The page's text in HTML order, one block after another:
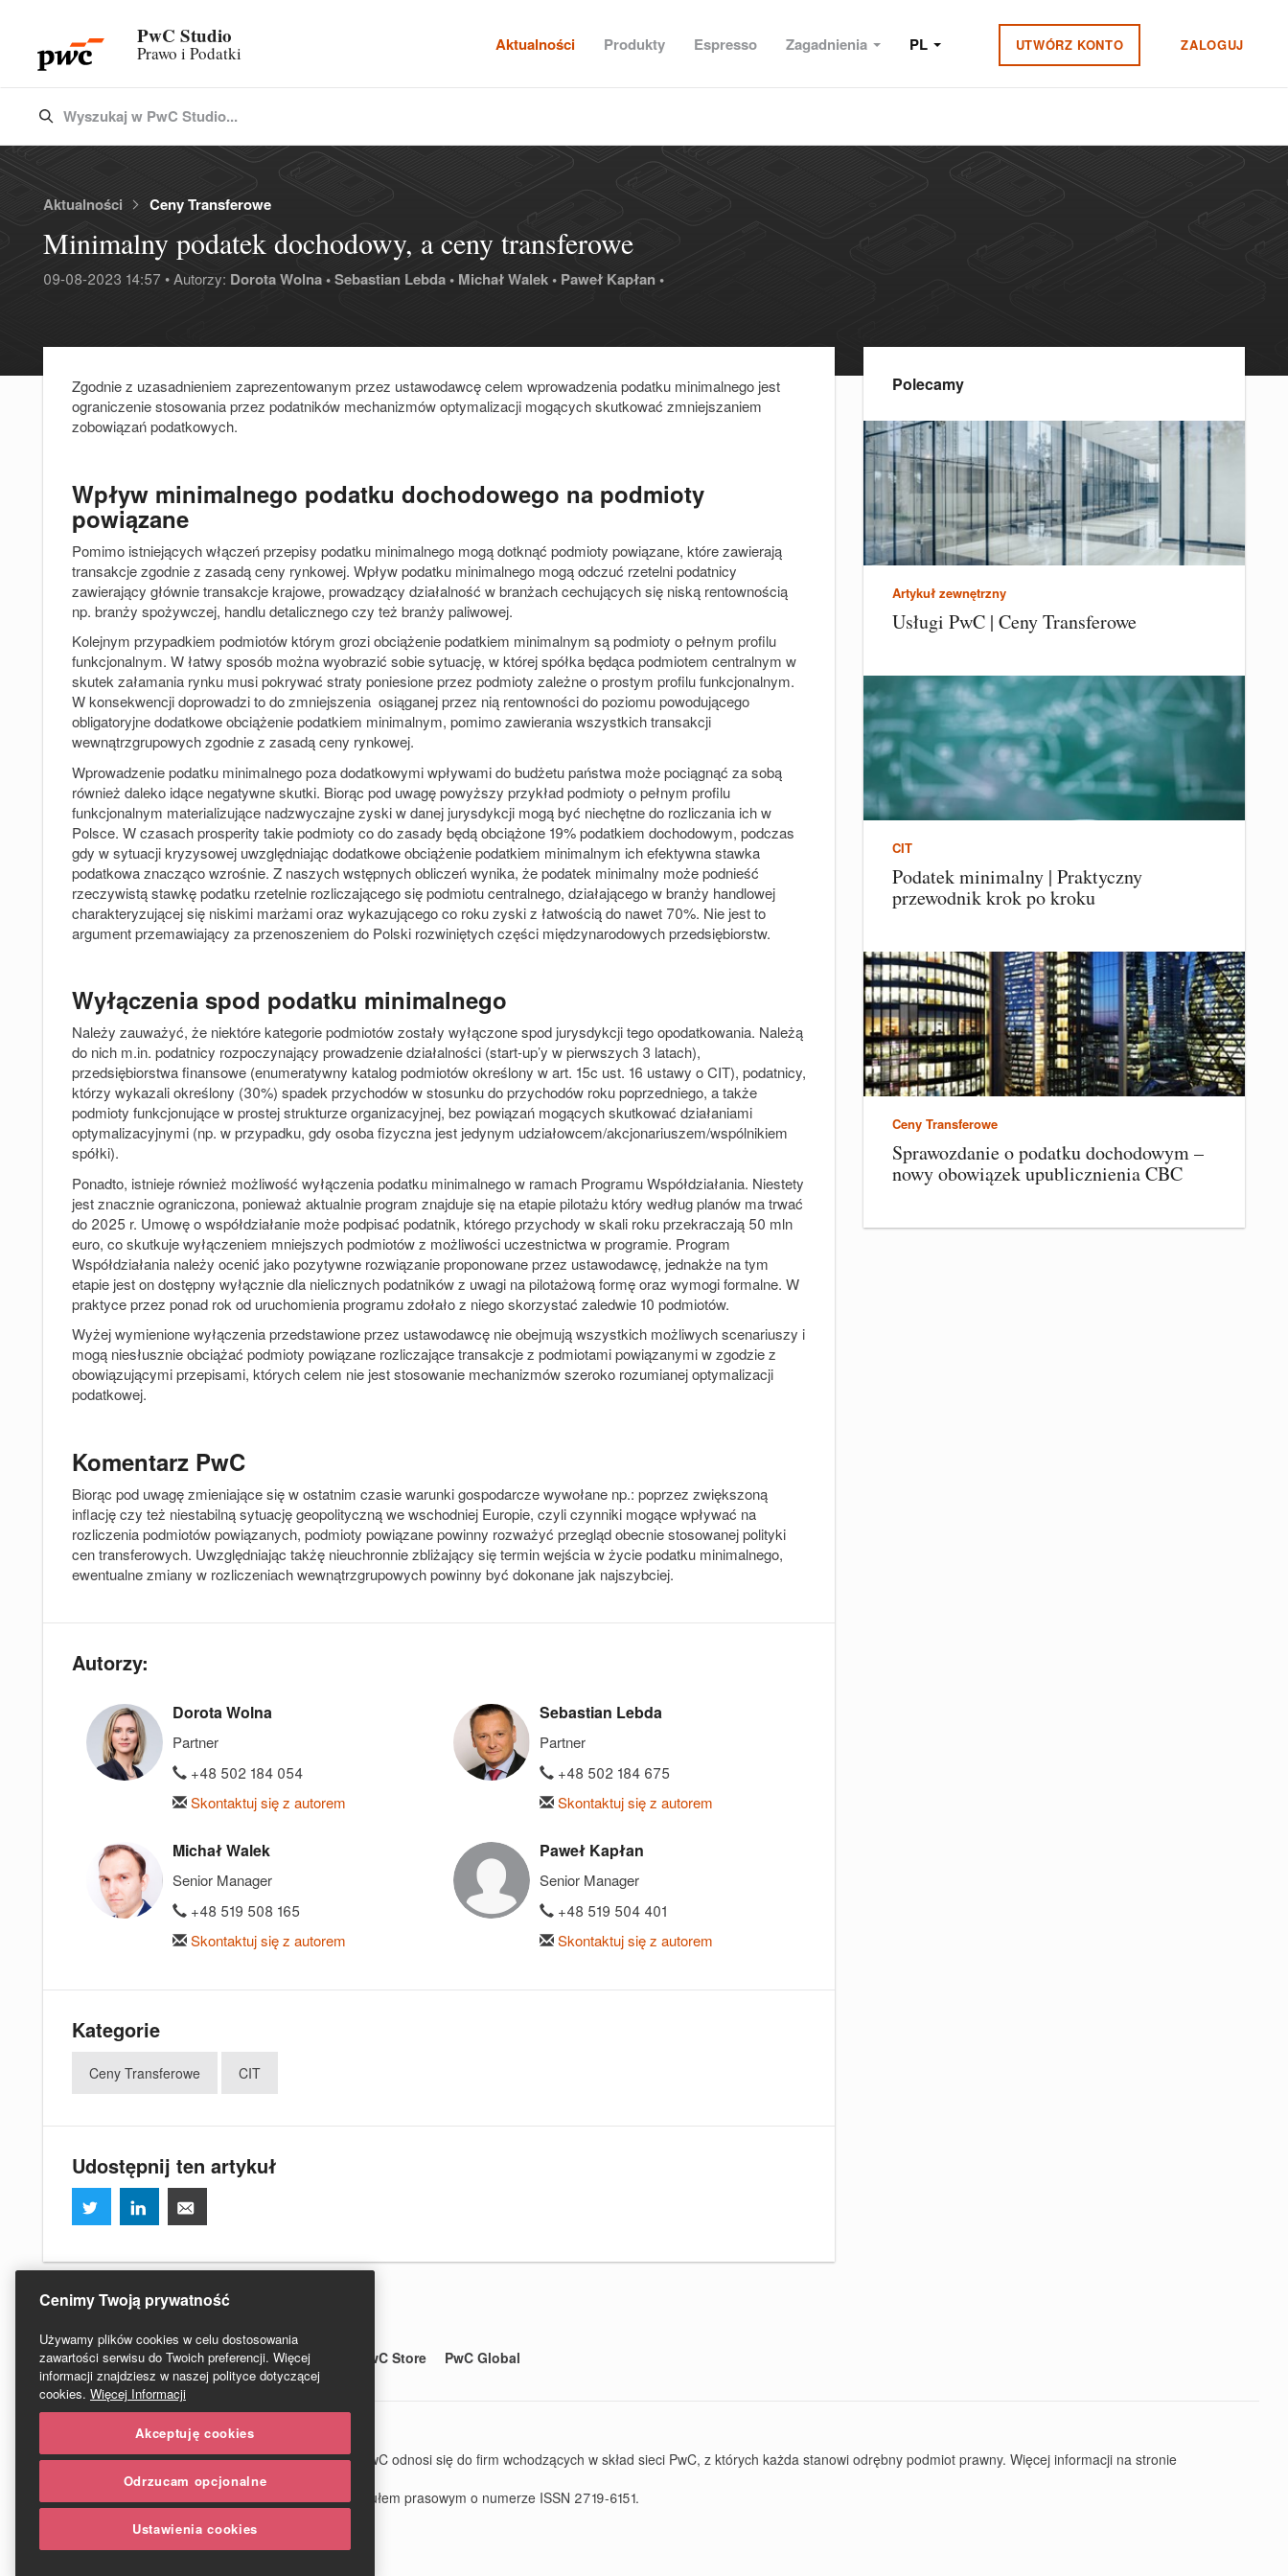
PwC Studio
Prawo i Podatki Aktualności Produkty Espresso Zagadnienia PL UTWÓRZ KONTO ZALOGUJ
Type 3 or more characters for results.
Wyszukaj w PwC Studio...
Aktualności Ceny Transferowe
Minimalny podatek dochodowy, a ceny transferowe
09-08-2023 14:57 • Autorzy: Dorota Wolna •Sebastian Lebda • Michał Walek • Paweł Kapłan •
Zgodnie z uzasadnieniem zaprezentowanym przez ustawodawcę celem wprowadzenia podatku minimalnego jest
ograniczenie stosowania przez podatników mechanizmów optymalizacji mogących skutkować zmniejszaniem
zobowiązań podatkowych.
Wpływ minimalnego podatku dochodowego na podmioty
powiązane
Pomimo istniejących włączeń przepisy podatku minimalnego mogą dotknąć podmioty powiązane, które zawierają
transakcje zgodnie z zasadą ceny rynkowej. Wpływ podatku minimalnego mogą odczuć rzetelni podatnicy
zawierający głównie transakcje krajowe, prowadzący działalność w branżach cechujących się niską rentownością
np. branży spożywczej, handlu detalicznego czy też branży paliwowej.
Kolejnym przypadkiem podmiotów którym grozi obciążenie podatkiem minimalnym są podmioty o pełnym profilu
funkcjonalnym. W łatwy sposób można wyobrazić sobie sytuację, w której spółka będąca podmiotem centralnym w
skutek załamania rynku musi pokrywać straty poniesione przez podmioty zależne o prostym profilu funkcjonalnym.
W konsekwencji doprowadzi to do zmniejszenia osiąganej przez nią rentowności do poziomu powodującego
obligatoryjne dodatkowe obciążenie podatkiem minimalnym, pomimo zawierania wszystkich transakcji
wewnątrzgrupowych zgodnie z zasadą ceny rynkowej.
Wprowadzenie podatku minimalnego poza dodatkowymi wpływami do budżetu państwa może pociągnąć za sobą
również daleko idące negatywne skutki. Biorąc pod uwagę powyższy przykład podmioty o pełnym profilu
funkcjonalnym materializujące nadzwyczajne zyski w danej jurysdykcji mogą być niechętne do rozliczania ich w
Polsce. W czasach prosperity takie podmioty co do zasady będą obciążone 19% podatkiem dochodowym, podczas
gdy w sytuacji kryzysowej uwzględniając dodatkowe obciążenie podatkiem minimalnym ich efektywna stawka
podatkowa znacząco wzrośnie. Z naszych wstępnych obliczeń wynika, że podatek minimalny może podnieść
rzeczywistą stawkę podatku rzetelnie rozliczającego się podmiotu centralnego, działającego w branży handlowej
charakteryzującej się niskimi marżami oraz wykazującego co roku zyski z łatwością do nawet 70%. Nie jest to
argument przemawiający za przenoszeniem do Polski rozwiniętych części międzynarodowych przedsiębiorstw.
Wyłączenia spod podatku minimalnego
Należy zauważyć, że niektóre kategorie podmiotów zostały wyłączone spod jurysdykcji tego opodatkowania. Należą
do nich m.in. podatnicy rozpoczynający prowadzenie działalności (start-up’y w pierwszych 3 latach),
przedsiębiorstwa finansowe (enumeratywny katalog podmiotów określony w art. 15c ust. 16 ustawy o CIT), podatnicy,
którzy wykazali określony (30%) spadek przychodów w stosunku do przychodów roku poprzedniego, a także
podmioty funkcjonujące w prostej strukturze organizacyjnej, bez powiązań mogących skutkować działaniami
optymalizacyjnymi (np. w przypadku, gdy osoba fizyczna jest jedynym udziałowcem/akcjonariuszem/wspólnikiem
spółki).
Ponadto, istnieje również możliwość wyłączenia podatku minimalnego w ramach Programu Współdziałania. Niestety
jest znacznie ograniczona, ponieważ aktualnie program znajduje się na etapie pilotażu który według planów ma trwać
do 2025 r. Umowę o współdziałanie może podpisać podatnik, którego przychody w skali roku przekraczają 50 mln
euro, co skutkuje wyłączeniem mniejszych podmiotów z możliwości uczestnictwa w programie. Program
Współdziałania należy ocenić jako pozytywne rozwiązanie proponowane przez ustawodawcę, jednakże na tym
etapie jest on dostępny wyłącznie dla nielicznych podatników z uwagi na pilotażową formę oraz wymogi formalne. W
praktyce przez ponad rok od uruchomienia programu zdołało z niego skorzystać zaledwie 10 podmiotów.
Wyżej wymienione wyłączenia przedstawione przez ustawodawcę nie obejmują wszystkich możliwych scenariuszy i
mogą niesłusznie obciążać podmioty powiązane rozliczające transakcje z podmiotami powiązanymi w zgodzie z
obowiązującymi przepisami, których celem nie jest stosowanie mechanizmów szeroko rozumianej optymalizacji
podatkowej.
Komentarz PwC
Biorąc pod uwagę zmieniające się w ostatnim czasie warunki gospodarcze wywołane np.: poprzez zwiększoną
inflację czy też niestabilną sytuację geopolityczną we wschodniej Europie, czyli czynniki mogące wpływać na
rozliczenia podmiotów powiązanych, podmioty powiązane powinny rozważyć przegląd obecnie stosowanej polityki
cen transferowych. Uwzględniając takżę nieuchronnie zbliżający się termin wejścia w życie podatku minimalnego,
ewentualne zmiany w rozliczeniach wewnątrzgrupowych powinny być dokonane jak najszybciej.
Autorzy:
Dorota Wolna
Partner
+48 502 184 054
Skontaktuj się z autorem
Sebastian Lebda
Partner
+48 502 184 675
Skontaktuj się z autorem
Michał Walek
Senior Manager
+48 519 508 165
Skontaktuj się z autorem
Paweł Kapłan
Senior Manager
+48 519 504 401
Skontaktuj się z autorem
Kategorie
Ceny Transferowe CIT
Udostępnij ten artykuł
Polecamy
Artykuł zewnętrzny
Usługi PwC | Ceny Transferowe
CIT
Podatek minimalny | Praktyczny
przewodnik krok po kroku
Ceny Transferowe
Sprawozdanie o podatku dochodowym –
nowy obowiązek upublicznienia CBC
Regulamin serwisu Redakcja PwC Polska PwC Store PwC Global
© 2020 PwC. Wszystkie prawa zastrzeżone. Nazwa PwC odnosi się do firm wchodzących w skład sieci PwC, z których każda stanowi odrębny podmiot prawny. Więcej informacji na stronie
www.pwc.com/structure.
PwC Studio - Prawo i Podatki jest zarejestrowanym tytułem prasowym o numerze ISSN 2719-6151.
Cenimy Twoją prywatność
Używamy plików cookies w celu dostosowania
zawartości serwisu do Twoich preferencji. Więcej
informacji znajdziesz w naszej polityce dotyczącej
cookies. Więcej Informacji
Akceptuję cookies
Odrzucam opcjonalne
Ustawienia cookies